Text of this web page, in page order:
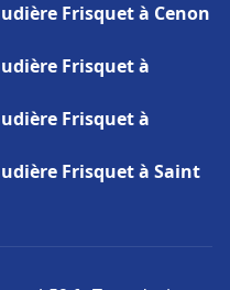
Frisquet à Cenon
Frisquet à
Frisquet à
Frisquet à Saint